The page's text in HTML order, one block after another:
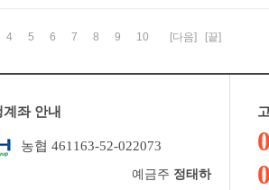
4 5 6 7 8 9 10 [다음] [끝]
계좌 안내
농협 461163-52-022073
예금주 정태하